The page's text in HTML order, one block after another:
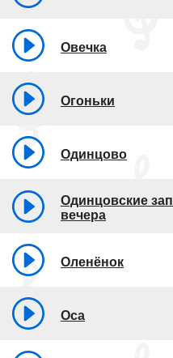
Овечка
Огоньки
Одинцово
Одинцовские
вечера
Оленёнок
Оса